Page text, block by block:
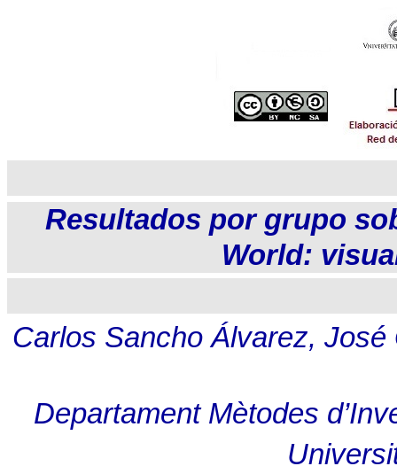
Resultados por grupo
World:
Carlos Sancho Álvarez,
Departament Mètodes